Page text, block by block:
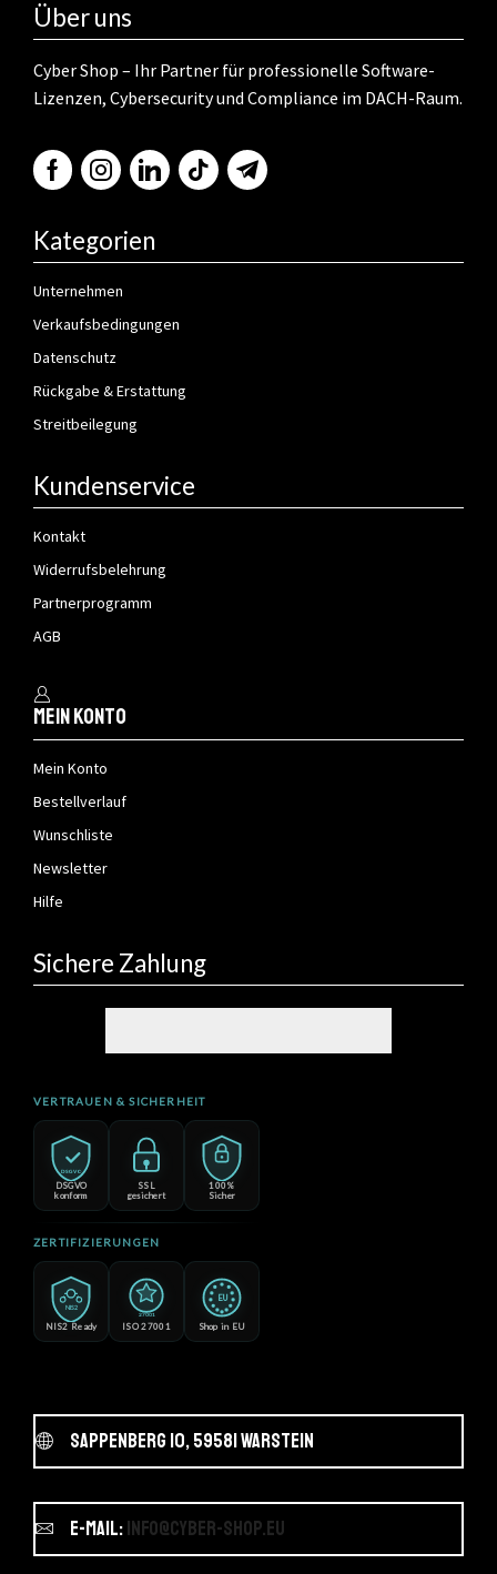
Über uns
Cyber Shop – Ihr Partner für professionelle Software-
Lizenzen, Cybersecurity und Compliance im DACH-Raum.
Kategorien
Unternehmen
Verkaufsbedingungen
Datenschutz
Rückgabe & Erstattung
Streitbeilegung
Kundenservice
Kontakt
Widerrufsbelehrung
Partnerprogramm
AGB
Mein Konto
Mein Konto
Bestellverlauf
Wunschliste
Newsletter
Hilfe
Sichere Zahlung
VERTRAUEN & SICHERHEIT
DSGVO
DSGVO
konform
SSL
gesichert
100%
Sicher
ZERTIFIZIERUNGEN
NIS2
NIS2 Ready
27001
ISO 27001
EU
Shop in EU
Sappenberg 10, 59581 Warstein
E-Mail:info@cyber-shop.eu